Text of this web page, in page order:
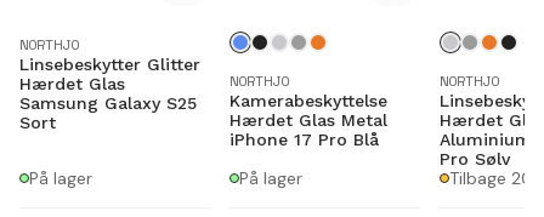
NORTHJO
Linsebeskytter Glitter
Hærdet Glas
Samsung Galaxy S25
Sort
På lager
NORTHJO
Kamerabeskyttelse
Hærdet Glas Metal
iPhone 17 Pro Blå
På lager
NORTHJO
Hærdet Glas
Aluminium
Pro Sølv
Tilbage